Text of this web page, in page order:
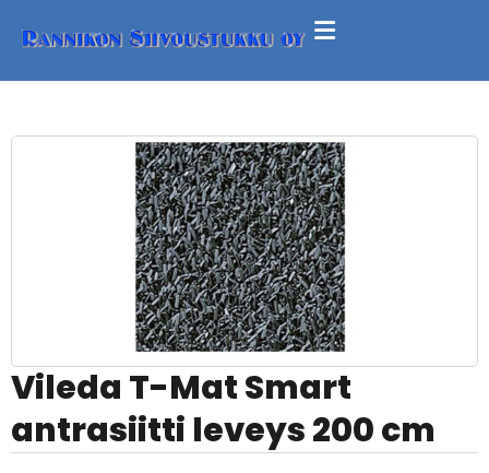
Vileda T-Mat Smart
antrasiitti leveys 200 cm